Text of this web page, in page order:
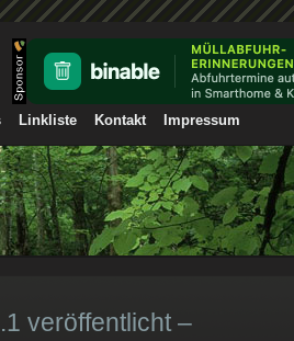
Linkliste Kontakt Impressum
veröffentlicht –